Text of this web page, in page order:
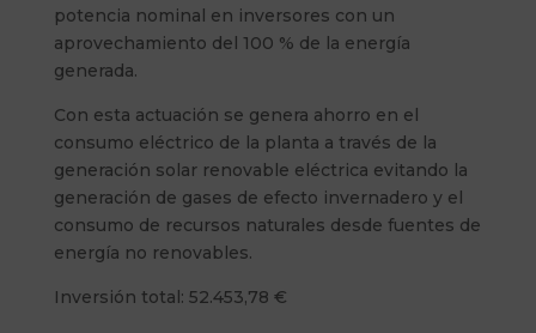
potencia nominal en inversores con un
aprovechamiento del 100 % de la energía
generada.
Con esta actuación se genera ahorro en el
consumo eléctrico de la planta a través de la
generación solar renovable eléctrica evitando la
generación de gases de efecto invernadero y el
consumo de recursos naturales desde fuentes de
energía no renovables.
Inversión total: 52.453,78 €